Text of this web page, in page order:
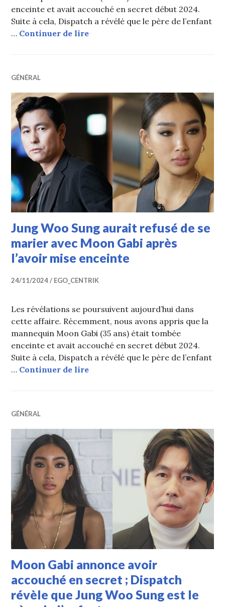
enceinte et avait accouché en secret début 2024.
Suite à cela, Dispatch a révélé que le père de l’enfant
… Continuer de lireL’agence de Jung Woo Sung
GÉNÉRAL
Jung Woo Sung aurait refusé de se
marier avec Moon Gabi après
l’avoir mise enceinte
24/11/2024 EGO_CENTRIK
Les révélations se poursuivent aujourd’hui dans
cette affaire. Récemment, nous avons appris que la
mannequin Moon Gabi (35 ans) était tombée
enceinte et avait accouché en secret début 2024.
Suite à cela, Dispatch a révélé que le père de l’enfant
… Continuer de lireJung Woo Sung aurait refusé de
GÉNÉRAL
Moon Gabi annonce avoir
accouché en secret ; Dispatch
révèle que Jung Woo Sung est le